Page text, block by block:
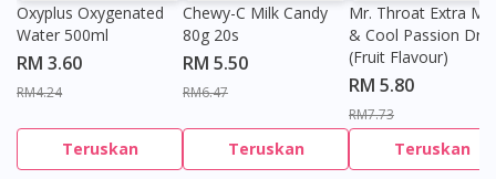
Oxyplus Oxygenated
Water 500ml
RM 3.60
RM4.24
Teruskan
Chewy-C Milk Candy
80g 20s
RM 5.50
RM6.47
Teruskan
Mr. Throat Extra
& Cool Passion
(Fruit Flavour)
RM 5.80
RM7.73
Teruskan